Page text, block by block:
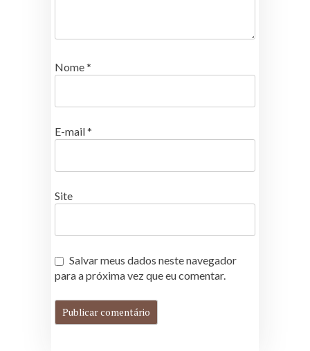
Nome*
E-mail*
Site
Salvar meus dados neste navegador
para a próxima vez que eu comentar.